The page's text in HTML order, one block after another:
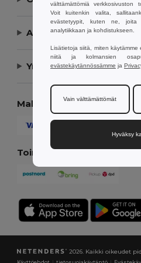
Anna meidän auttaa
Yrityksemme
Maksutavat
Toimitustavat
2026. Kaikki oikeudet
välttämättömiä verkkosivuston
Voit kuitenkin valita,
evästetyypit, kuten ne, joita
analytiikkaan ja kohdistukseen.
Lisätietoja siitä, miten käytämme
niitä ja kolmansien
evästekäytännössämme ja
Vain välttämättömät
Hyväksy